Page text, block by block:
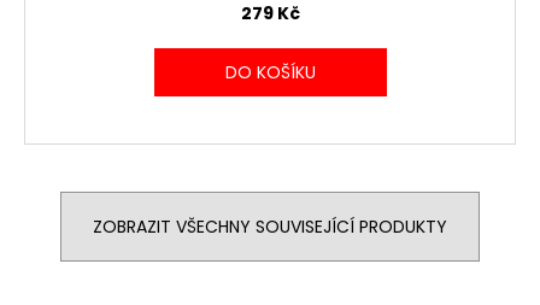
279 Kč
DO KOŠÍKU
ZOBRAZIT VŠECHNY SOUVISEJÍCÍ PRODUKTY